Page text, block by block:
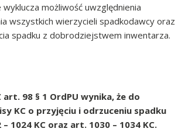
możliwość uwzględnienia
wszystkich wierzycieli spadkodawcy oraz
spadku z dobrodziejstwem inwentarza.
98 § 1 OrdPU wynika, że do
KC o przyjęciu i odrzuceniu spadku
1024 KC oraz art. 1030 – 1034 KC.